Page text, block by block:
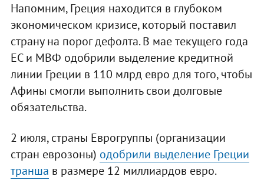
Напомним, Греция находится в глубоком
экономическом кризисе, который поставил
страну на порог дефолта. В мае текущего года
ЕС и МВФ одобрили выделение кредитной
линии Греции в 110 млрд евро для того, чтобы
Афины смогли выполнить свои долговые
обязательства.
2 июля, страны Еврогруппы (организации
стран еврозоны) одобрили выделение Греции
транша в размере 12 миллиардов евро.